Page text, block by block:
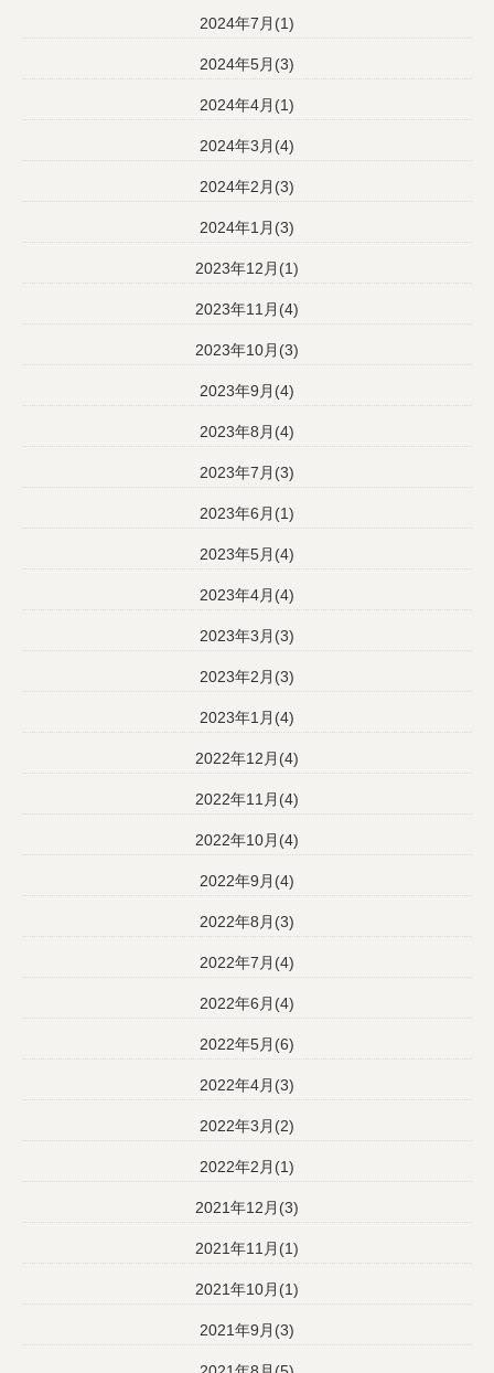
2024年7月(1)
2024年5月(3)
2024年4月(1)
2024年3月(4)
2024年2月(3)
2024年1月(3)
2023年12月(1)
2023年11月(4)
2023年10月(3)
2023年9月(4)
2023年8月(4)
2023年7月(3)
2023年6月(1)
2023年5月(4)
2023年4月(4)
2023年3月(3)
2023年2月(3)
2023年1月(4)
2022年12月(4)
2022年11月(4)
2022年10月(4)
2022年9月(4)
2022年8月(3)
2022年7月(4)
2022年6月(4)
2022年5月(6)
2022年4月(3)
2022年3月(2)
2022年2月(1)
2021年12月(3)
2021年11月(1)
2021年10月(1)
2021年9月(3)